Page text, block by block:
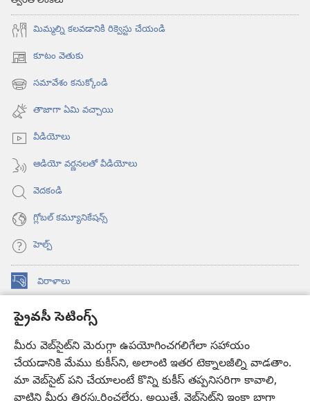
ప్రైవసీ సెటింగ్స్
మీరు వెబ్‌సైట్‌ని మెరుగ్గా ఉపయోగించగలిగేలా సహాయం
చేయడానికి మేము కుకీస్‌ని, అలాంటి ఇతర టెక్నాలజీల్ని వాడతాం.
మా వెబ్‌సైట్‌ పని చేయాలంటే కొన్ని కుకీస్‌ తప్పనిసరిగా కావాలి,
మిమ్మల్ని కలవడానికి రిక్వెస్టు చేయండి
కూటం వెతుకు
(కొత్త
విండో
ఓపెన్‌
అవుతుంది)
సమావేశం కనుక్కోండి
(కొత్త
విండో
ఓపెన్‌
అవుతుంది)
తాజాగా ఏమి వచ్చాయి
వీడియోలు
ఆడియో వర్ణనలతో వీడియోలు
వెదకండి
గ్లోబల్‌ కమ్యూనికేషన్స్‌
హెల్ప్‌
విరాళాలు
(కొత్త
ఓపెన్‌ కావలికోట ఆన్‌లైన్‌ లైబ్రరీ
(కొత్త
విండో
ఓపెన్‌
అవుతుంది)
JW Hub®
(కొత్త
విండో
ఓపెన్‌
JW లైబ్రరీ